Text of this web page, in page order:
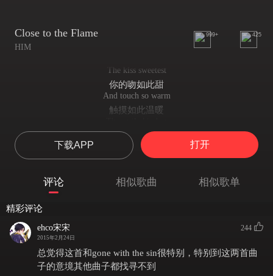
Close to the Flame
HIM
999+ 425
The kiss sweetest
你的吻如此甜
And touch so warm
触摸如此温暖
笑容如此亲密
In this world so cold and strong
这个世界太冷，太大了
如此接近火焰
The arms safest
你的臂膀如此安定
下载APP 打开
评论 相似歌曲 相似歌单
精彩评论
ehco宋宋
2015年2月24日
244
总觉得这首和gone with the sin很特别，特别到这两首曲
子的意境其他曲子都找寻不到